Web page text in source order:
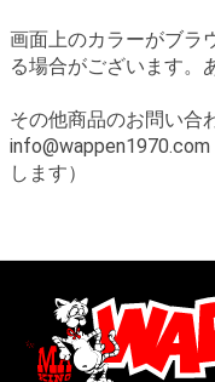
画面上のカラーがブラ
る場合がございます。
その他商品のお問い
します）